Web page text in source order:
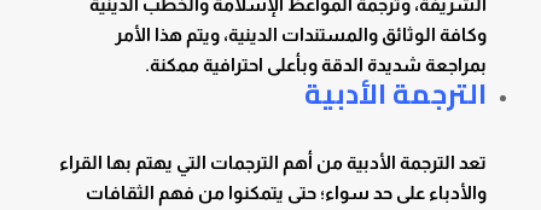
وكافة الوثائق والمستندات الدينية، ويتم هذا الأمر
بمراجعة شديدة الدقة وبأعلى احترافية ممكنة.
الترجمة الأدبية
تعد الترجمة الأدبية من أهم الترجمات التي يهتم بها القراء
والأدباء على حد سواء؛ حتى يتمكنوا من فهم الثقافات